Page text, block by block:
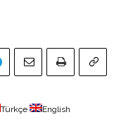
Türkçe English